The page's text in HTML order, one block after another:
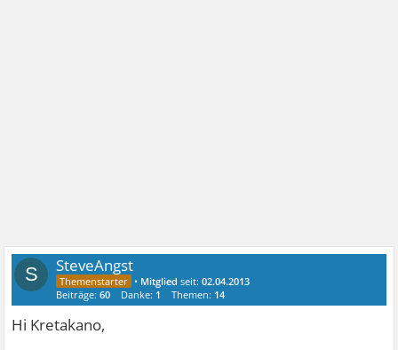
S SteveAngst
• Mitglied seit:02.04.2013
Beiträge:60 Danke: 1 Themen: 14
Hi Kretakano,